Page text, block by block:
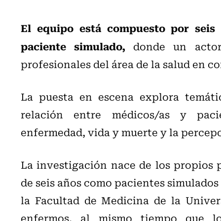
El equipo está compuesto por
paciente simulado, donde un
profesionales del área de la salud en
La puesta en escena explora
relación entre médicos/as y
enfermedad, vida y muerte y la
La investigación nace de los propios
de seis años como pacientes
la Facultad de Medicina de la
enfermos, al mismo tiempo que